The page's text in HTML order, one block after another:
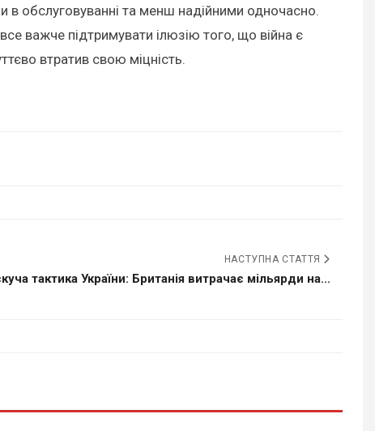
обслуговуванні та менш надійними одночасно.
важче підтримувати ілюзію того, що війна є
втратив свою міцність.
НАСТУПНА СТАТТЯ
тактика України: Британія витрачає мільярди на...